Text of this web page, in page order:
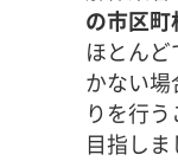
の市区町
ほとん
かない場
りを行
目指しま